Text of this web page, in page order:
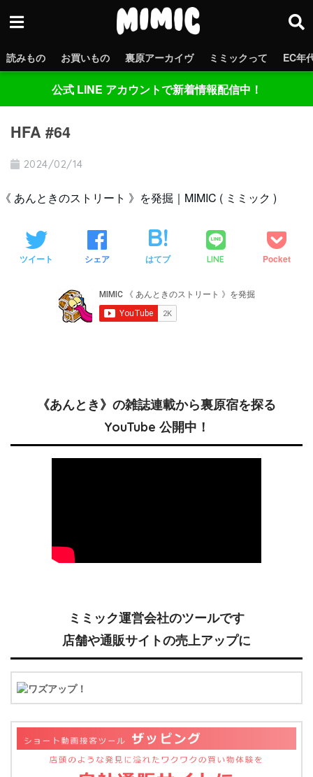
読みもの お買いもの 裏原アーカイヴ ミミックって EC年
公式 LINE アカウントで新着情報配信中！
HFA #64
2024/02/14
《 あんときのストリート 》を発掘｜MIMIC ( ミミック )
ツイート シェア はてブ LINE Pocket
《あんとき》の雑誌連載から裏原宿を探る
YouTube 公開中！
ミミック運営会社のツールです
店舗や通販サイトの売上アップに